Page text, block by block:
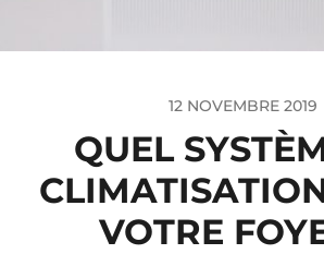
12 NOVEMBRE 2019
QUEL
VOTRE